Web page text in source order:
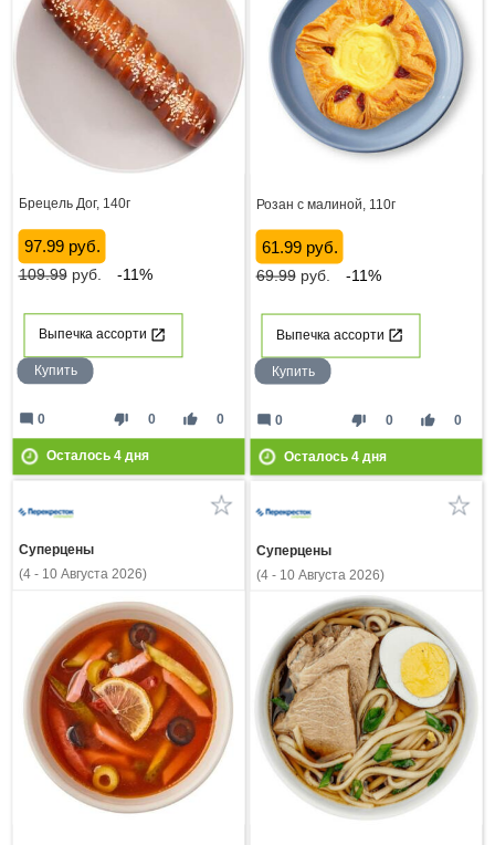
Брецель Дог, 140г
97.99 руб.
109.99руб. -11%
Выпечка ассорти
Купить
thumb_down 0 thumb_up 0
mode_comment 0
Осталось 4дня
Розан с малиной, 110г
61.99 руб.
69.99руб. -11%
Выпечка ассорти
Купить
thumb_down 0 thumb_up 0
mode_comment 0
Осталось 4дня
Суперцены
(4 - 10 Августа 2026)
Суперцены
(4 - 10 Августа 2026)